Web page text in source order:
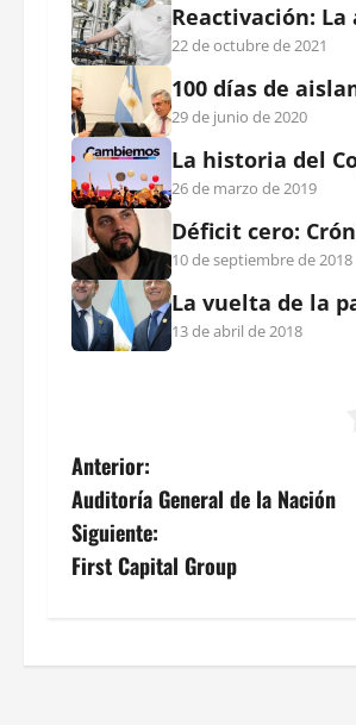
Reactivación:
22 de octubre de 2021
100 días de
29 de junio de 2020
La historia del
26 de marzo de 2019
Déficit cero:
10 de septiembre de 2018
La vuelta de la
13 de abril de 2018
N
a
v
g
Anterior:
Auditoría General de la Nación
Siguiente:
First Capital Group